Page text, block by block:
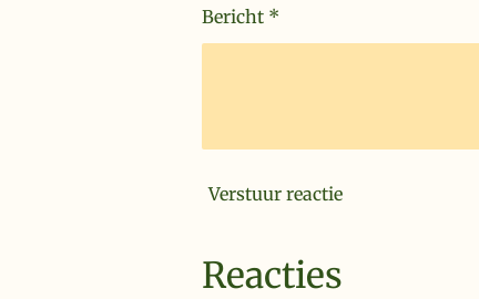
Bericht *
Verstuur reactie
Reacties